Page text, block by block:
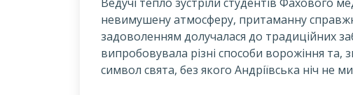
невимушену атмосферу, притаманну
задоволенням долучалася до традиційних
випробовувала різні способи ворожіння та,
символ свята, без якого Андріївська ніч не